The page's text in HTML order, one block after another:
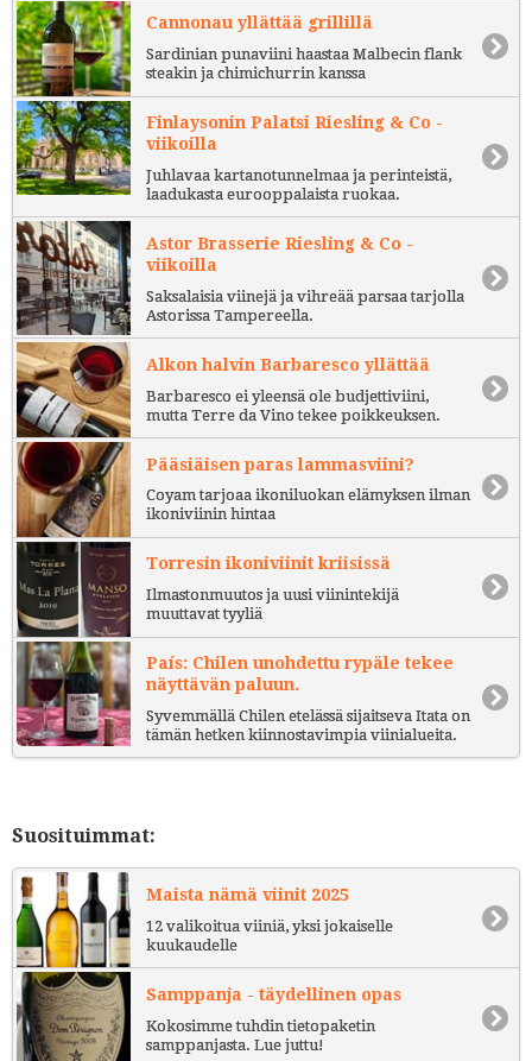
Cannonau yllättää grillillä
Sardinian punaviini haastaa Malbecin flank
steakin ja chimichurrin kanssa
Finlaysonin Palatsi Riesling & Co -
viikoilla
Juhlavaa kartanotunnelmaa ja perinteistä,
laadukasta eurooppalaista ruokaa.
Astor Brasserie Riesling & Co -
viikoilla
Saksalaisia viinejä ja vihreää parsaa tarjolla
Astorissa Tampereella.
Alkon halvin Barbaresco yllättää
Barbaresco ei yleensä ole budjettiviini,
mutta Terre da Vino tekee poikkeuksen.
Pääsiäisen paras lammasviini?
Coyam tarjoaa ikoniluokan elämyksen ilman
ikoniviinin hintaa
Torresin ikoniviinit kriisissä
Ilmastonmuutos ja uusi viinintekijä
muuttavat tyyliä
País: Chilen unohdettu rypäle tekee
näyttävän paluun.
Syvemmällä Chilen etelässä sijaitseva Itata on
tämän hetken kiinnostavimpia viinialueita.
Suosituimmat:
Maista nämä viinit 2025
12 valikoitua viiniä, yksi jokaiselle
kuukaudelle
Samppanja - täydellinen opas
Kokosimme tuhdin tietopaketin
samppanjasta. Lue juttu!